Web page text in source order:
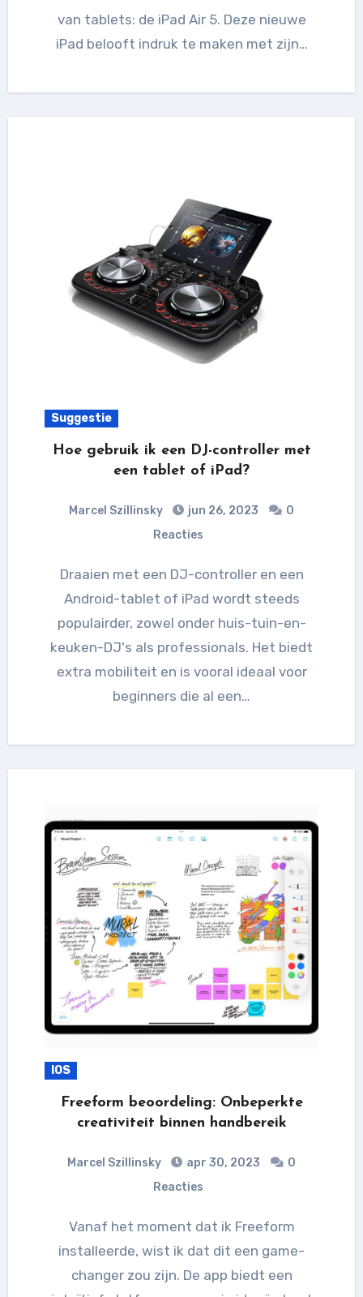
van tablets: de iPad Air 5. Deze nieuwe
iPad belooft indruk te maken met zijn…
Suggestie
Hoe gebruik ik een DJ-controller met
een tablet of iPad?
Marcel Szillinsky jun 26, 2023
0
Reacties
Draaien met een DJ-controller en een
Android-tablet of iPad wordt steeds
populairder, zowel onder huis-tuin-en-
keuken-DJ's als professionals. Het biedt
extra mobiliteit en is vooral ideaal voor
beginners die al een…
IOS
Freeform beoordeling: Onbeperkte
creativiteit binnen handbereik
Marcel Szillinsky apr 30, 2023
0
Reacties
Vanaf het moment dat ik Freeform
installeerde, wist ik dat dit een game-
changer zou zijn. De app biedt een